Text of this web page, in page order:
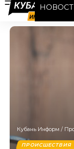
Кубань Информ /
ПРОИСШЕСТВИЯ